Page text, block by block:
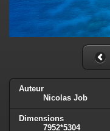
Auteur
Nicolas Job
Dimensions
7952*5304